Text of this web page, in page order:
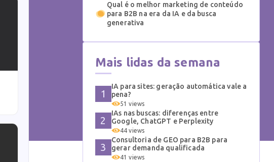
Qual é o melhor marketing de conteúdo
para B2B na era da IA e da busca
generativa
Mais lidas da semana
IA para sites: geração automática vale a
pena?
51 views
IAs nas buscas: diferenças entre
Google, ChatGPT e Perplexity
44 views
Consultoria de GEO para B2B para
gerar demanda qualificada
41 views